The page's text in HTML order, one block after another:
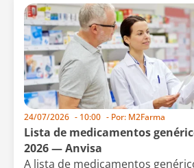
24/07/2026 - 10:00 - Por: M2Farma
Lista de medicamentos
2026 — Anvisa
A lista de medicamentos